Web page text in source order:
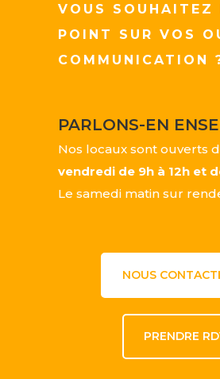
VOUS SOUHAITEZ
POINT SUR VOS
COMMUNICATION
PARLONS-EN
Nos locaux sont ouverts
vendredi de 9h à 12h et
Le samedi matin sur
NOUS
PRENDRE